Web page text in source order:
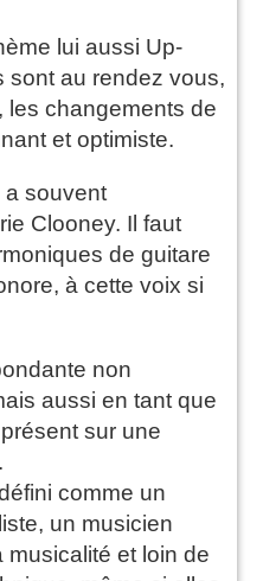
lui aussi Up-
sont au rendez vous,
les changements de
et optimiste.
a souvent
Clooney. Il faut
de guitare
à cette voix si
non
aussi en tant que
sur une
comme un
un musicien
et loin de